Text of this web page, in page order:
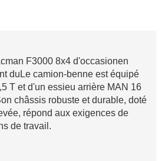
F3000 8x4 d'occasionen
du Le camion-benne est équipé
T et d'un essieu arrière MAN 16
châssis robuste et durable, doté
répond aux exigences de
de travail.